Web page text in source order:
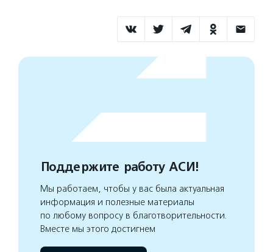
Поддержите работу АСИ!
Мы работаем, чтобы у вас была актуальная
информация и полезные материалы
по любому вопросу в благотворительности.
Вместе мы этого достигнем